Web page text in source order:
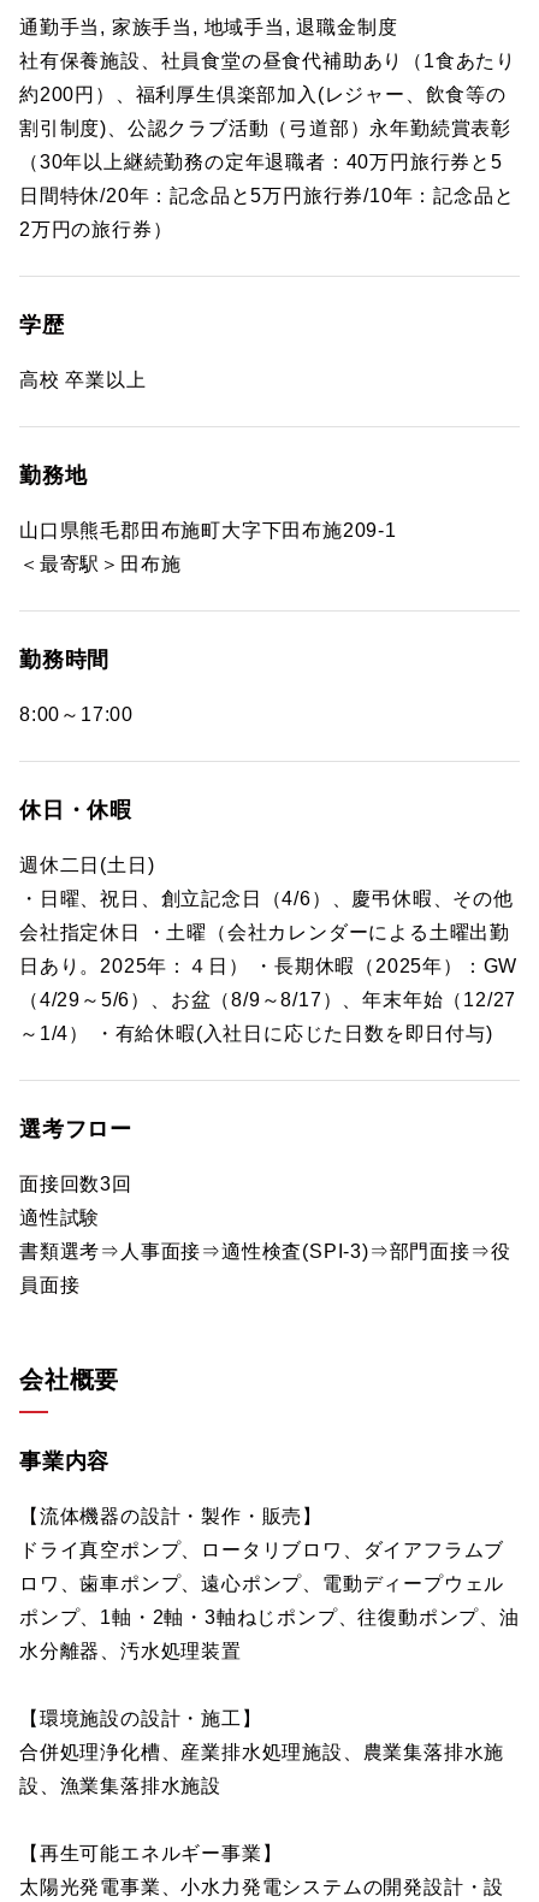
通勤手当, 家族手当, 地域手当, 退職金制度
社有保養施設、社員食堂の昼食代補助あり（1食あたり
約200円）、福利厚生倶楽部加入(レジャー、飲食等の
割引制度)、公認クラブ活動（弓道部）永年勤続賞表彰
（30年以上継続勤務の定年退職者：40万円旅行券と5
日間特休/20年：記念品と5万円旅行券/10年：記念品と
2万円の旅行券）
学歴
高校 卒業以上
勤務地
山口県熊毛郡田布施町大字下田布施209-1
＜最寄駅＞田布施
勤務時間
8:00～17:00
休日・休暇
週休二日(土日)
・日曜、祝日、創立記念日（4/6）、慶弔休暇、その他
会社指定休日 ・土曜（会社カレンダーによる土曜出勤
日あり。2025年：４日） ・長期休暇（2025年）：GW
（4/29～5/6）、お盆（8/9～8/17）、年末年始（12/27
～1/4） ・有給休暇(入社日に応じた日数を即日付与)
選考フロー
面接回数3回
適性試験
書類選考⇒人事面接⇒適性検査(SPI-3)⇒部門面接⇒役
員面接
会社概要
事業内容
【流体機器の設計・製作・販売】
ドライ真空ポンプ、ロータリブロワ、ダイアフラムブ
ロワ、歯車ポンプ、遠心ポンプ、電動ディープウェル
ポンプ、1軸・2軸・3軸ねじポンプ、往復動ポンプ、油
水分離器、汚水処理装置
【環境施設の設計・施工】
合併処理浄化槽、産業排水処理施設、農業集落排水施
設、漁業集落排水施設
【再生可能エネルギー事業】
太陽光発電事業、小水力発電システムの開発設計・設